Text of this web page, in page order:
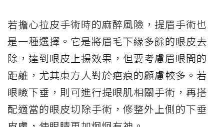
若擔心拉皮手術時的麻醉風險，提眉手術也
是一種選擇。它是將眉毛下緣多餘的眼皮去
除，達到眼皮上揚效果，但要考慮眉眼間的
距離，尤其東方人對於疤痕的顧慮較多。若
眼瞼下垂，則可進行提眼肌相關手術，再搭
配適當的眼皮切除手術，修整外上側的下垂